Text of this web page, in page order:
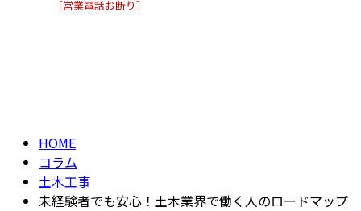
［営業電話お断り］
HOME
コラム
土木工事
未経験者でも安心！土木業界で働く人のロードマップ